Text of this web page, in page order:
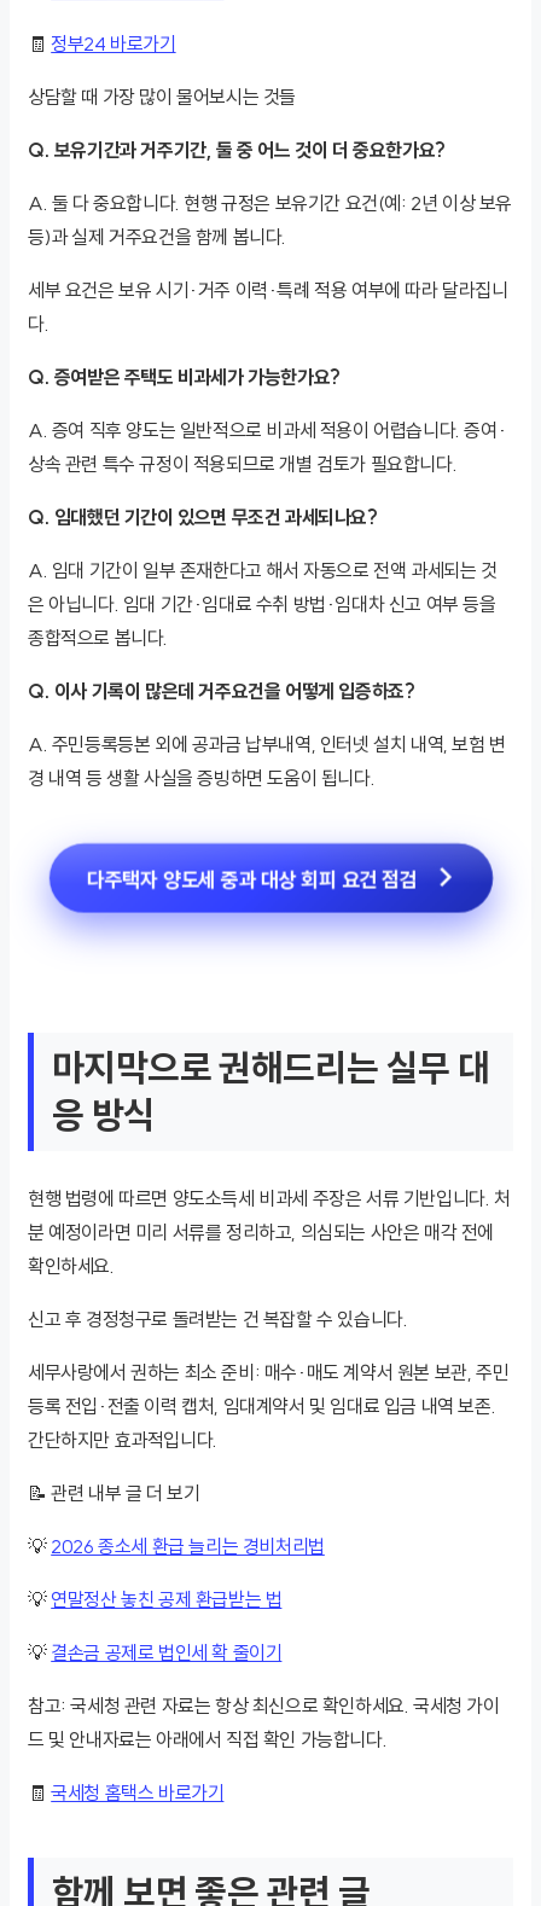
🧾정부24 바로가기
상담할 때 가장 많이 물어보시는 것들
Q. 보유기간과 거주기간, 둘 중 어느 것이 더 중요한가요?
A. 둘 다 중요합니다. 현행 규정은 보유기간 요건(예: 2년 이상 보유
등)과 실제 거주요건을 함께 봅니다.
세부 요건은 보유 시기·거주 이력·특례 적용 여부에 따라 달라집니
다.
Q. 증여받은 주택도 비과세가 가능한가요?
A. 증여 직후 양도는 일반적으로 비과세 적용이 어렵습니다. 증여·
상속 관련 특수 규정이 적용되므로 개별 검토가 필요합니다.
Q. 임대했던 기간이 있으면 무조건 과세되나요?
A. 임대 기간이 일부 존재한다고 해서 자동으로 전액 과세되는 것
은 아닙니다. 임대 기간·임대료 수취 방법·임대차 신고 여부 등을
종합적으로 봅니다.
Q. 이사 기록이 많은데 거주요건을 어떻게 입증하죠?
A. 주민등록등본 외에 공과금 납부내역, 인터넷 설치 내역, 보험 변
경 내역 등 생활 사실을 증빙하면 도움이 됩니다.
다주택자 양도세 중과 대상 회피 요건 점검
마지막으로 권해드리는 실무 대
응 방식
현행 법령에 따르면 양도소득세 비과세 주장은 서류 기반입니다. 처
분 예정이라면 미리 서류를 정리하고, 의심되는 사안은 매각 전에
확인하세요.
신고 후 경정청구로 돌려받는 건 복잡할 수 있습니다.
세무사랑에서 권하는 최소 준비: 매수·매도 계약서 원본 보관, 주민
등록 전입·전출 이력 캡처, 임대계약서 및 임대료 입금 내역 보존.
간단하지만 효과적입니다.
📝 관련 내부 글 더 보기
💡 2026 종소세 환급 늘리는 경비처리법
💡 연말정산 놓친 공제 환급받는 법
💡 결손금 공제로 법인세 확 줄이기
참고: 국세청 관련 자료는 항상 최신으로 확인하세요. 국세청 가이
드 및 안내자료는 아래에서 직접 확인 가능합니다.
🧾국세청 홈택스 바로가기
함께 보면 좋은 관련 글